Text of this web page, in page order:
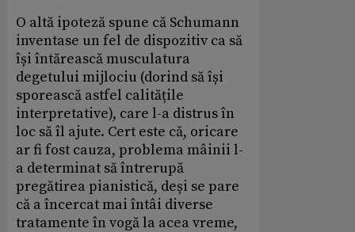
O altă ipoteză spune că Schumann
inventase un fel de dispozitiv ca să
își întărească musculatura
degetului mijlociu (dorind să își
sporească astfel calitățile
interpretative), care l-a distrus în
loc să îl ajute. Cert este că, oricare
ar fi fost cauza, problema mâinii l-
a determinat să întrerupă
pregătirea pianistică, deși se pare
că a încercat mai întâi diverse
tratamente în vogă la acea vreme,